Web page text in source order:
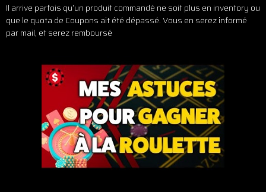
Il arrive parfois qu’un produit commandé ne soit plus en inventory ou
que le quota de Coupons ait été dépassé. Vous en serez informé
par mail, et serez remboursé